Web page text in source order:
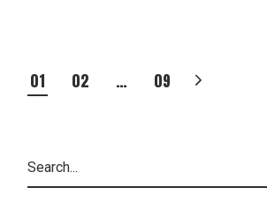
PAGINAZIONE
01 02 … 09
Search